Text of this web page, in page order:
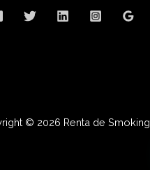
© 2026 Renta de Smoking